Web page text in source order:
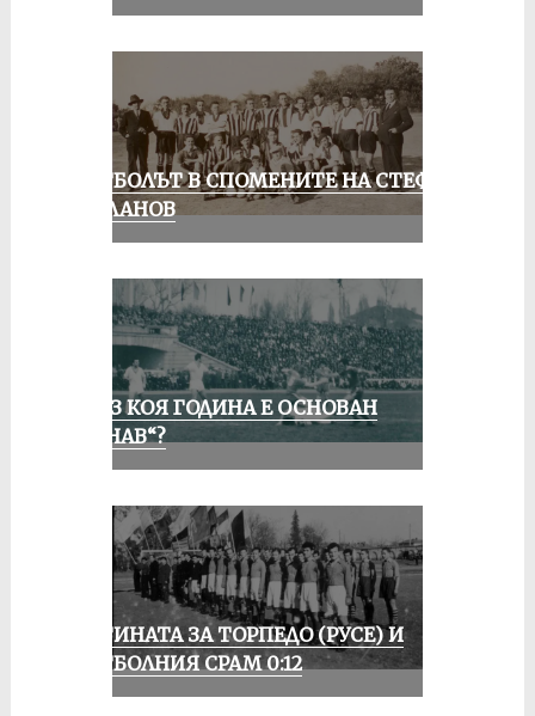
ФУТБОЛЪТ В СПОМЕНИТЕ НА СТЕФАН
МИЛАНОВ
ПРЕЗ КОЯ ГОДИНА Е ОСНОВАН
„ДУНАВ“?
ИСТИНАТА ЗА ТОРПЕДО (РУСЕ) И
ФУТБОЛНИЯ СРАМ 0:12